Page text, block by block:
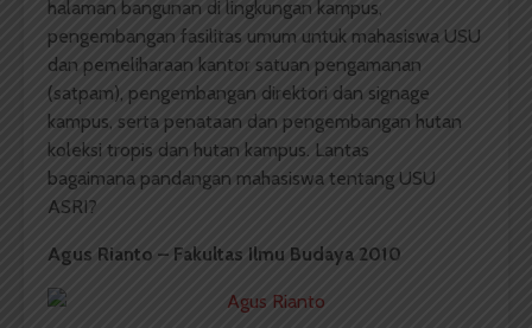
halaman bangunan di lingkungan kampus,
pengembangan fasilitas umum untuk mahasiswa USU
dan pemeliharaan kantor satuan pengamanan
(satpam), pengembangan direktori dan signage
kampus, serta penataan dan pengembangan hutan
koleksi tropis dan hutan kampus. Lantas
bagaimana pandangan mahasiswa tentang USU
ASRI?
Agus Rianto – Fakultas Ilmu Budaya 2010